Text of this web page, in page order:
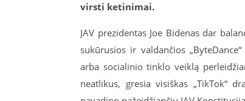
virsti ketinimai.
JAV prezidentas Joe Bidenas dar
sukūrusios ir valdančios
arba socialinio tinklo veiklą
neatlikus, gresia visiškas „TikTok“